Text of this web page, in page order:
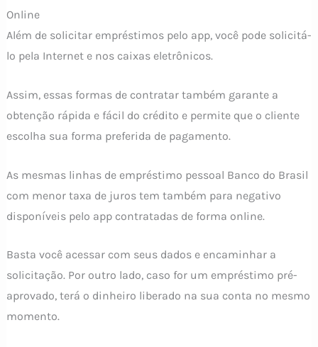
Online
Além de solicitar empréstimos pelo app, você pode solicitá-
lo pela Internet e nos caixas eletrônicos.
Assim, essas formas de contratar também garante a
obtenção rápida e fácil do crédito e permite que o cliente
escolha sua forma preferida de pagamento.
As mesmas linhas de empréstimo pessoal Banco do Brasil
com menor taxa de juros tem também para negativo
disponíveis pelo app contratadas de forma online.
Basta você acessar com seus dados e encaminhar a
solicitação. Por outro lado, caso for um empréstimo pré-
aprovado, terá o dinheiro liberado na sua conta no mesmo
momento.